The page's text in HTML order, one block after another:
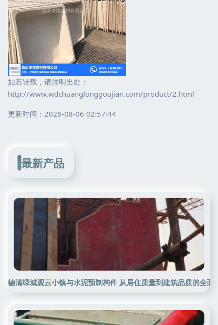
如若转载，请注明出处：
http://www.wdchuanglonggoujian.com/product/2.html
更新时间：2026-08-06 02:57:44
最新产品
德清绿城观云小镇与水泥预制构件 从居住质量到建筑品质的全面